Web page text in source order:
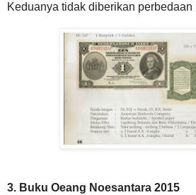
Keduanya tidak diberikan perbedaan
3. Buku Oeang Noesantara 2015